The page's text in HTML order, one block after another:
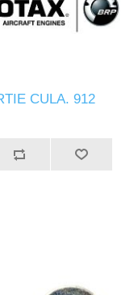
CULA. 912